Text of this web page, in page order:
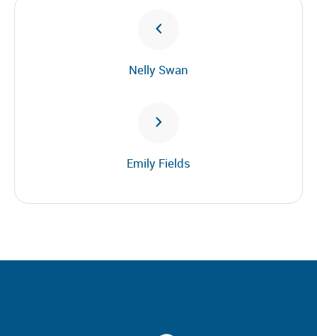
Nelly Swan
Emily Fields